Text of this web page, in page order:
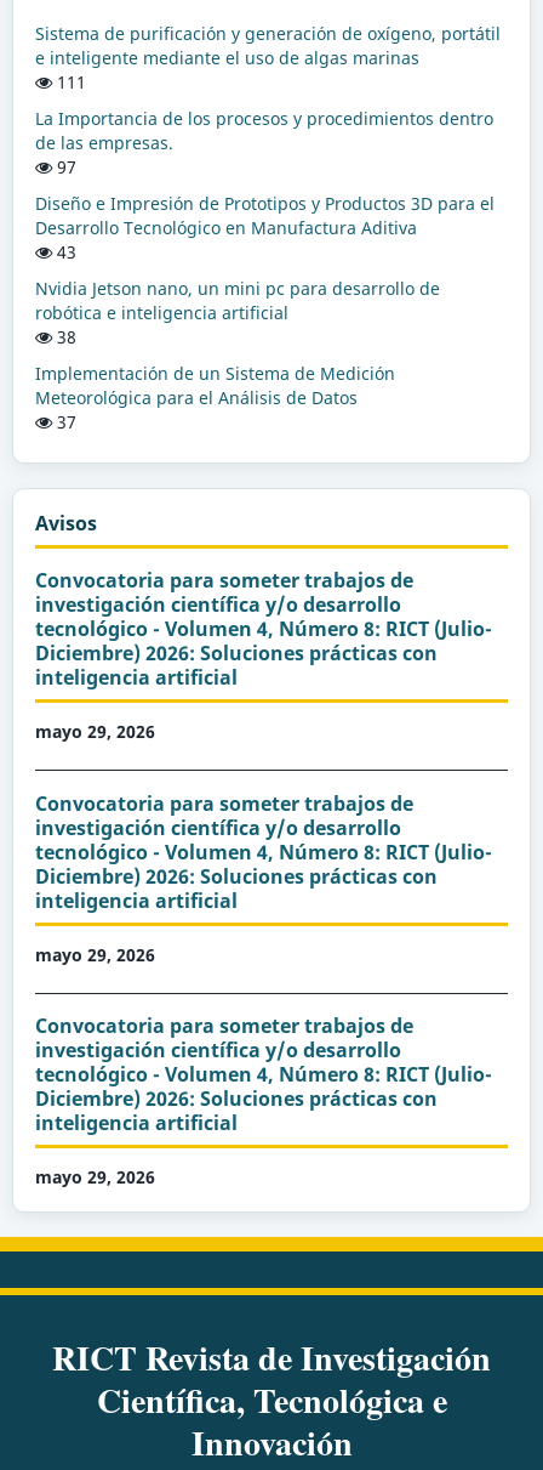
Sistema de purificación y generación de oxígeno, portátil
e inteligente mediante el uso de algas marinas
111
La Importancia de los procesos y procedimientos dentro
de las empresas.
97
Diseño e Impresión de Prototipos y Productos 3D para el
Desarrollo Tecnológico en Manufactura Aditiva
43
Nvidia Jetson nano, un mini pc para desarrollo de
robótica e inteligencia artificial
38
Implementación de un Sistema de Medición
Meteorológica para el Análisis de Datos
37
Avisos
Convocatoria para someter trabajos de
investigación científica y/o desarrollo
tecnológico - Volumen 4, Número 8: RICT (Julio-
Diciembre) 2026: Soluciones prácticas con
inteligencia artificial
mayo 29, 2026
Convocatoria para someter trabajos de
investigación científica y/o desarrollo
tecnológico - Volumen 4, Número 8: RICT (Julio-
Diciembre) 2026: Soluciones prácticas con
inteligencia artificial
mayo 29, 2026
Convocatoria para someter trabajos de
investigación científica y/o desarrollo
tecnológico - Volumen 4, Número 8: RICT (Julio-
Diciembre) 2026: Soluciones prácticas con
inteligencia artificial
mayo 29, 2026
RICT Revista de Investigación
Científica, Tecnológica e
Innovación